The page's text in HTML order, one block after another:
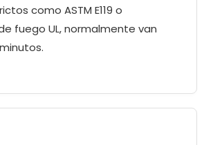
como ASTM E119 o
fuego UL, normalmente van